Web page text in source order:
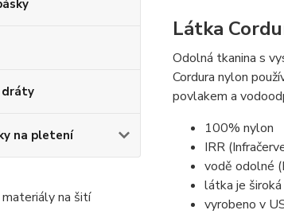
dráty
na pletení
na šití
Látka
Odolná tkanina s
Cordura nylon
povlakem a
100% nylon
IRR
vodě odolné
látka je
vyrobeno v